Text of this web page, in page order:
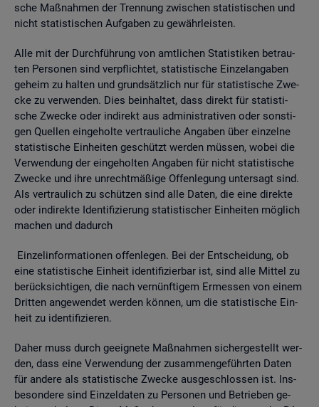
sche Maß­nah­men der Tren­nung zwi­schen sta­tis­ti­schen und
nicht sta­tis­ti­schen Auf­ga­ben zu ge­währ­leis­ten.
Alle mit der Durch­füh­rung von amt­li­chen Sta­tis­ti­ken be­trau­
ten Per­so­nen sind ver­pflich­tet, sta­tis­ti­sche Ein­zel­an­ga­ben
ge­heim zu hal­ten und grund­sätz­lich nur für sta­tis­ti­sche Zwe­
cke zu ver­wen­den. Dies be­inhal­tet, dass di­rekt für sta­tis­ti­
sche Zwe­cke oder in­di­rekt aus ad­mi­nis­tra­ti­ven oder sons­ti­
gen Quel­len ein­ge­hol­te ver­trau­li­che An­ga­ben über ein­zel­ne
sta­tis­ti­sche Ein­hei­ten ge­schützt wer­den müs­sen, wobei die
Ver­wen­dung der ein­ge­hol­ten An­ga­ben für nicht sta­tis­ti­sche
Zwe­cke und ihre un­recht­mä­ßi­ge Of­fen­le­gung un­ter­sagt sind.
Als ver­trau­lich zu schüt­zen sind alle Daten, die eine di­rek­te
oder in­di­rek­te Iden­ti­fi­zie­rung sta­tis­ti­scher Ein­hei­ten mög­lich
ma­chen und da­durch
Ein­zel­in­for­ma­tio­nen of­fen­le­gen. Bei der Ent­schei­dung, ob
eine sta­tis­ti­sche Ein­heit iden­ti­fi­zier­bar ist, sind alle Mit­tel zu
be­rück­sich­ti­gen, die nach ver­nünf­ti­gem Er­mes­sen von einem
Drit­ten an­ge­wen­det wer­den kön­nen, um die sta­tis­ti­sche Ein­
heit zu iden­ti­fi­zie­ren.
Daher muss durch ge­eig­ne­te Maß­nah­men si­cher­ge­stellt wer­
den, dass eine Ver­wen­dung der zu­sam­men­ge­führ­ten Daten
für an­de­re als sta­tis­ti­sche Zwe­cke aus­ge­schlos­sen ist. Ins­
be­son­de­re sind Ein­zel­da­ten zu Per­so­nen und Be­trie­ben ge­